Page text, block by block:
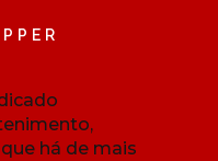
há de mais